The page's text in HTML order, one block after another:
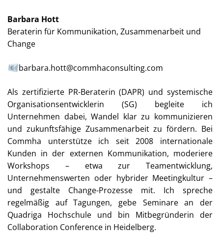
Barbara Hott
Beraterin für Kommunikation, Zusammenarbeit und
Change
barbara.hott@commhaconsulting.com
Als zertifizierte PR-Beraterin (DAPR) und systemische
Organisationsentwicklerin (SG) begleite ich
Unternehmen dabei, Wandel klar zu kommunizieren
und zukunftsfähige Zusammenarbeit zu fördern. Bei
Commha unterstütze ich seit 2008 internationale
Kunden in der externen Kommunikation, moderiere
Workshops – etwa zur Teamentwicklung,
Unternehmenswerten oder hybrider Meetingkultur –
und gestalte Change-Prozesse mit. Ich spreche
regelmäßig auf Tagungen, gebe Seminare an der
Quadriga Hochschule und bin Mitbegründerin der
Collaboration Conference in Heidelberg.